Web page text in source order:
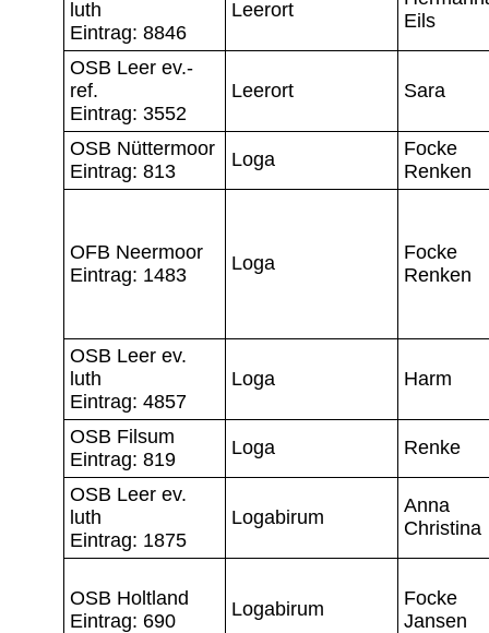
luth
Eintrag: 8846
Leerort
Eils
OSB Leer ev.-
ref.
Eintrag: 3552
Leerort Sara
OSB Nüttermoor
Eintrag: 813
Loga
Focke
Renken
OFB Neermoor
Eintrag: 1483
Loga
Focke
Renken
OSB Leer ev.
luth
Eintrag: 4857
Loga Harm
OSB Filsum
Eintrag: 819
Loga Renke
OSB Leer ev.
luth
Eintrag: 1875
Logabirum
Anna
Christina
OSB Holtland
Eintrag: 690
Logabirum
Focke
Jansen